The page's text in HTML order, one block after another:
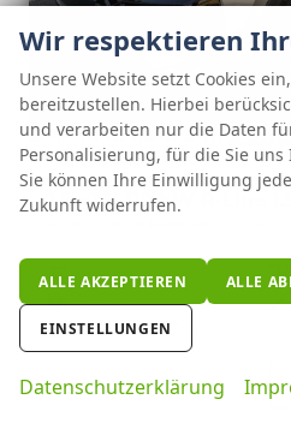
Volkswagen T-Roc
Fahrzeugnr. 128954 Getriebe
Kraftstoff Benzin Außenfarbe
Leistung 110 kW (150 PS)
33.890,– €
Wir respektieren
Unsere Website setzt Cookies
bereitzustellen. Hierbei
und verarbeiten nur die Daten
Personalisierung, für die Sie
Sie können Ihre Einwilligung
Zukunft widerrufen.
ALLE AKZEPTIEREN ALLE
EINSTELLUNGEN
Datenschutzerklärung